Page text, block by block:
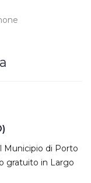
Municipio di Porto
gratuito in Largo